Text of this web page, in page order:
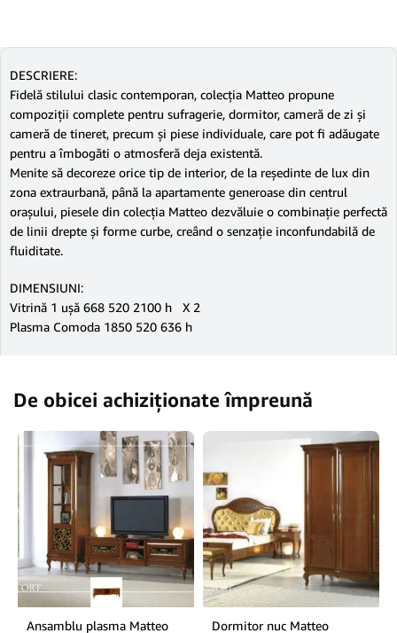
DESCRIERE:
Fidelă stilului clasic contemporan, colecția Matteo propune
compoziții complete pentru sufragerie, dormitor, cameră de zi și
cameră de tineret, precum și piese individuale, care pot fi adăugate
pentru a îmbogăti o atmosferă deja existentă.
Menite să decoreze orice tip de interior, de la reședinte de lux din
zona extraurbană, până la apartamente generoase din centrul
orașului, piesele din colecția Matteo dezvăluie o combinație perfectă
de linii drepte și forme curbe, creând o senzație inconfundabilă de
fluiditate.
DIMENSIUNI:
Vitrină 1 ușă 668 520 2100 h X 2
Plasma Comoda 1850 520 636 h
De obicei achiziționate împreună
Ansamblu plasma Matteo
Dormitor nuc Matteo